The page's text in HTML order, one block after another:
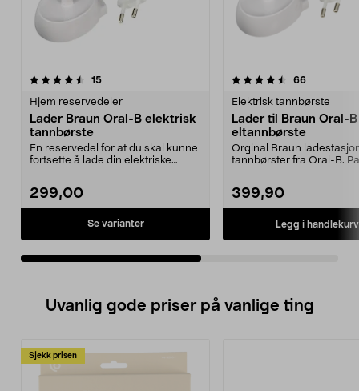
15anmeldelser
Hjem reservedeler
Lader Braun Oral-B elektrisk
tannbørste
En reservedel for at du skal kunne
fortsette å lade din elektriske
299,00
Se varianter
4.5av 5 stjerner 66
Elektrisk tannbørste
Lader til Braun Oral-B
eltannbørste
Orginal Braun
tannbørster fra Oral-B.
399,90
Legg i handlekurv
4.5av 5 stjerner
Uvanlig gode priser på vanlige ting
Sjekk prisen